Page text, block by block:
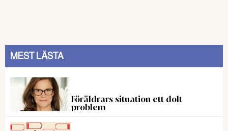
MEST LÄSTA
Föräldrars situation ett dolt
problem